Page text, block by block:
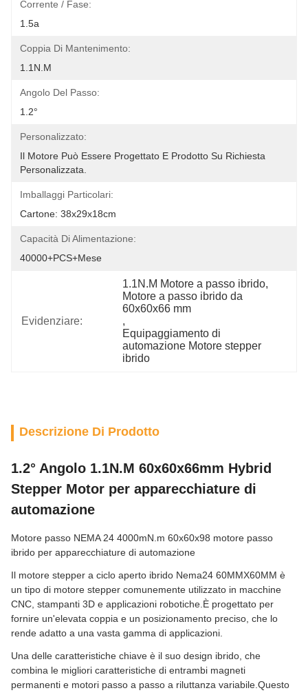
Corrente / Fase:
1.5a
Coppia Di Mantenimento:
1.1N.m
Angolo Del Passo:
1.2°
Personalizzato:
Il Motore Può Essere Progettato E Prodotto Su Richiesta
Personalizzata.
Imballaggi Particolari:
Cartone: 38x29x18cm
Capacità Di Alimentazione:
40000+PCS+Mese
Evidenziare:
1.1N.M Motore a passo ibrido,
Motore a passo ibrido da
60x60x66 mm
,
Equipaggiamento di
automazione Motore stepper
ibrido
Descrizione Di Prodotto
1.2° Angolo 1.1N.M 60x60x66mm Hybrid
Stepper Motor per apparecchiature di
automazione
Motore passo NEMA 24 4000mN.m 60x60x98 motore passo
ibrido per apparecchiature di automazione
Il motore stepper a ciclo aperto ibrido Nema24 60MMX60MM è
un tipo di motore stepper comunemente utilizzato in macchine
CNC, stampanti 3D e applicazioni robotiche.È progettato per
fornire un'elevata coppia e un posizionamento preciso, che lo
rende adatto a una vasta gamma di applicazioni.
Una delle caratteristiche chiave è il suo design ibrido, che
combina le migliori caratteristiche di entrambi magneti
permanenti e motori passo a passo a riluttanza variabile.Questo